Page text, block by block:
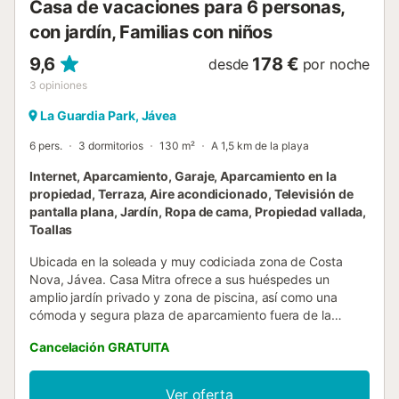
Casa de vacaciones para 6 personas,
con jardín, Familias con niños
9,6
3 opiniones
desde 178 € por noche
La Guardia Park, Jávea
6 pers. 3 dormitorios 130 m² A 1,5 km de la playa
Internet, Aparcamiento, Garaje, Aparcamiento en la
propiedad, Terraza, Aire acondicionado, Televisión de
pantalla plana, Jardín, Ropa de cama, Propiedad vallada,
Toallas
Ubicada en la soleada y muy codiciada zona de Costa
Nova, Jávea. Casa Mitra ofrece a sus huéspedes un
amplio jardín privado y zona de piscina, así como una
cómoda y segura plaza de aparcamiento fuera de la
contemporánea fluye a la perfección hacia un gran salón-
comedor de planta abierta, donde la cómoda zona de
sofás y la hermosa chimenea son el corazón de la casa.
Cancelación GRATUITA
Ver oferta